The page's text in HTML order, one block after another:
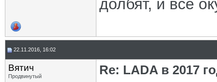
долбят, и всё
22.11.2016, 16:02
Вятич
Продвинутый Re: LADA в 2017